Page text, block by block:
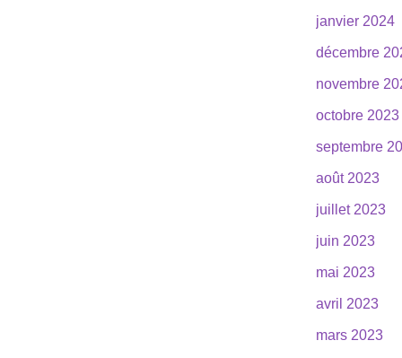
janvier 2024
décembre
novembre
octobre 2023
septembre
août 2023
juillet 2023
juin 2023
mai 2023
avril 2023
mars 2023